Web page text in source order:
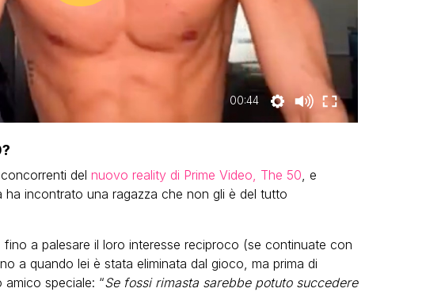
00:44
del nuovo reality di Prime Video, The 50, e
ha incontrato una ragazza che non gli è del tutto
a palesare il loro interesse reciproco (se continuate con
a quando lei è stata eliminata dal gioco, ma prima di
speciale: “Se fossi rimasta sarebbe potuto succedere